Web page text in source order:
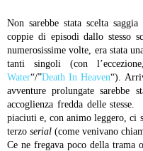
Non sarebbe stata scelta
coppie di episodi dallo stesso
numerosissime volte, era stata
tanti singoli (con
Water“/”Death In Heaven“).
avventure prolungate
accoglienza fredda delle
piaciuti e, con animo leggero, ci
terzo serial (come venivano
Ce ne fregava poco della trama